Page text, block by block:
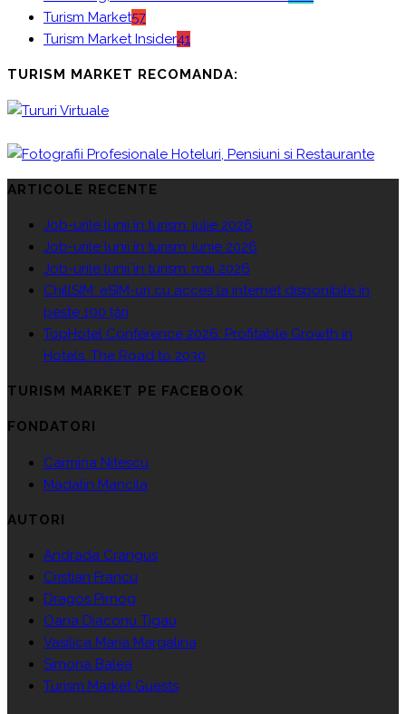
Turism Market57
Turism Market Insider41
TURISM MARKET RECOMANDA:
ARTICOLE RECENTE
Job-urile lunii în turism: iulie 2026
Job-urile lunii în turism: iunie 2026
Job-urile lunii în turism: mai 2026
ChillSIM: eSIM-uri cu acces la internet disponibile în
peste 190 țări
TopHotel Conference 2026: Profitable Growth in
Hotels. The Road to 2030
TURISM MARKET PE FACEBOOK
FONDATORI
Carmina Nitescu
Madalin Mancila
AUTORI
Andrada Crangus
Cristian Francu
Dragos Pirnog
Oana Diaconu Tigau
Vasilica Maria Margalina
Simona Balea
Turism Market Guests